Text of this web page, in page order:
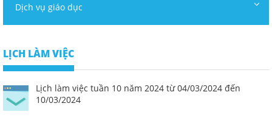
Dịch vụ giáo dục
LỊCH LÀM VIỆC
Lịch làm việc tuần 10 năm 2024 từ 04/03/2024 đến
10/03/2024